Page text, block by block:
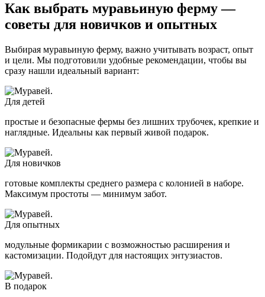
Как выбрать муравьиную ферму —
советы для новичков и опытных
Выбирая муравьиную ферму, важно учитывать возраст, опыт
и цели. Мы подготовили удобные рекомендации, чтобы вы
сразу нашли идеальный вариант:
Для детей
простые и безопасные фермы без лишних трубочек, крепкие и
наглядные. Идеальны как первый живой подарок.
Для новичков
готовые комплекты среднего размера с колонией в наборе.
Максимум простоты — минимум забот.
Для опытных
модульные формикарии с возможностью расширения и
кастомизации. Подойдут для настоящих энтузиастов.
В подарок